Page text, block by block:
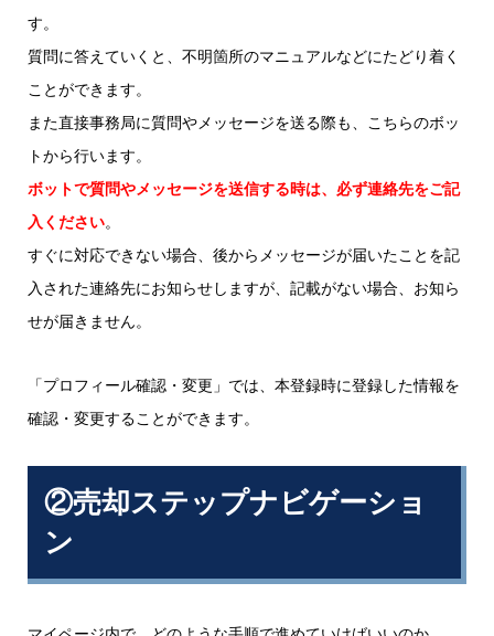
す。
質問に答えていくと、不明箇所のマニュアルなどにたどり着く
ことができます。
また直接事務局に質問やメッセージを送る際も、こちらのボッ
トから行います。
ボットで質問やメッセージを送信する時は、必ず連絡先をご記
入ください。
すぐに対応できない場合、後からメッセージが届いたことを記
入された連絡先にお知らせしますが、記載がない場合、お知ら
せが届きません。
「プロフィール確認・変更」では、本登録時に登録した情報を
確認・変更することができます。
②売却ステップナビゲーショ
ン